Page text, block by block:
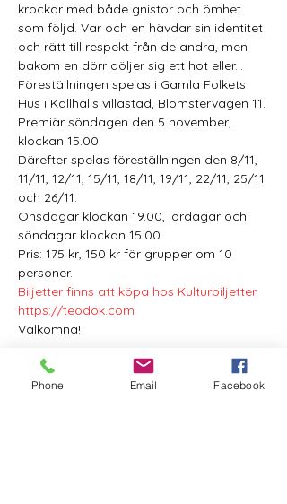
krockar med både gnistor och ömhet
som följd. Var och en hävdar sin identitet
och rätt till respekt från de andra, men
bakom en dörr döljer sig ett hot eller...
Föreställningen spelas i Gamla Folkets
Hus i Kallhälls villastad, Blomstervägen 11.
Premiär söndagen den 5 november,
klockan 15.00
Därefter spelas föreställningen den 8/11,
11/11, 12/11, 15/11, 18/11, 19/11, 22/11, 25/11
och 26/11.
Onsdagar klockan 19.00, lördagar och
söndagar klockan 15.00.
Pris: 175 kr, 150 kr för grupper om 10
personer.
Biljetter finns att köpa hos Kulturbiljetter.
https://teodok.com
Välkomna!
Phone Email Facebook